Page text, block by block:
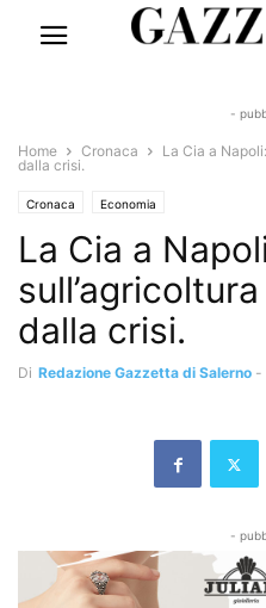
-
Home Cronaca
La Cia a
dalla crisi.
Cronaca Economia
La Cia a
dalla crisi.
Di Redazione Gazzetta di Salerno -
-